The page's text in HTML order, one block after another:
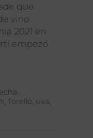
que
vino
2021 en
empezó
Torelló uva